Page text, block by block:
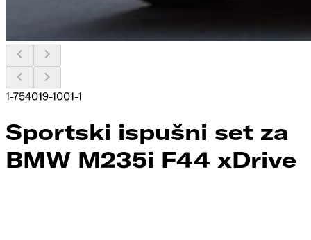
1-754019-1001-1
Sportski ispušni set za
BMW M235i F44 xDrive